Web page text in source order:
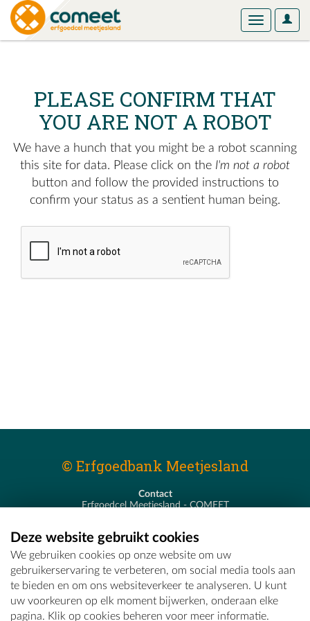
User
Toggle
PLEASE CONFIRM THAT
YOU ARE NOT A ROBOT
We have a hunch that you might be a robot scanning
this site for data. Please click on the I'm not a robot
button and follow the provided instructions to
confirm your status as a sentient human being.
© Erfgoedbank Meetjesland
Contact
Erfgoedcel Meetjesland - COMEET
T - 09 373 75 96
E -erfgoedcel@comeet.be
Deze website gebruikt cookies
We gebruiken cookies op onze website om uw
gebruikerservaring te verbeteren, om social media tools aan
te bieden en om ons websiteverkeer te analyseren. U kunt
uw voorkeuren op elk moment bijwerken, onderaan elke
pagina. Klik op cookies beheren voor meer informatie.